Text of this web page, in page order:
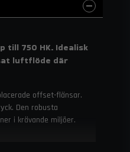
750 HK. Idealisk
luftflöde där
offset-flänsar.
Den robusta
i krävande miljöer.